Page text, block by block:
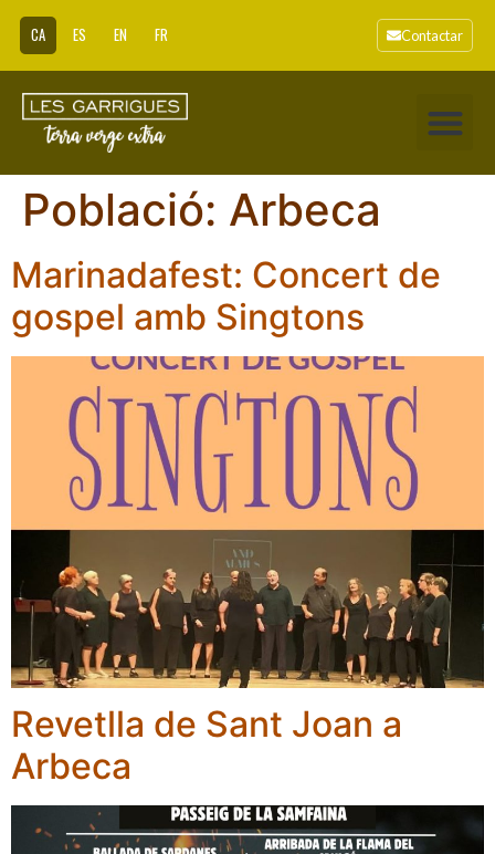
CA ES EN FR Contactar
Població: Arbeca
Marinadafest: Concert de
gospel amb Singtons
Revetlla de Sant Joan a
Arbeca